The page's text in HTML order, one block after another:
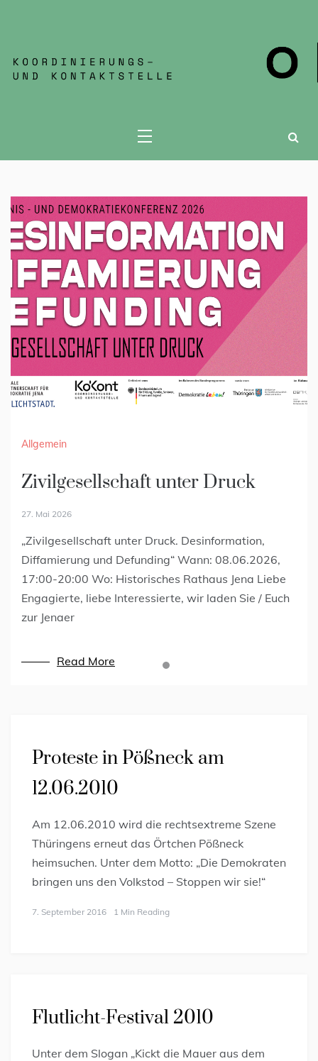
Allgemein
Zivilgesellschaft unter Druck
27. Mai 2026
„Zivilgesellschaft unter Druck. Desinformation,
Diffamierung und Defunding“ Wann: 08.06.2026,
17:00-20:00 Wo: Historisches Rathaus Jena Liebe
Engagierte, liebe Interessierte, wir laden Sie / Euch
zur Jenaer
Read More
Allgemein
25-jähriges Jubiläum des Jenaer
Preis für Zivilcourage!
11. Mai 2026
Dieses Jahr gibt es zusätzlich einen Sonderpreis für
kontinuierliches Engagement. Vorschläge können
noch bis zum 03.07.2026 eingereicht werden.
Zivilcourage ist immer und überall gefordert. Jede
Read More
Proteste in Pößneck am
12.06.2010
Am 12.06.2010 wird die rechtsextreme Szene
Thüringens erneut das Örtchen Pößneck
heimsuchen. Unter dem Motto: „Die Demokraten
bringen uns den Volkstod – Stoppen wir sie!“
7. September 2016 1 Min Reading
Flutlicht-Festival 2010
Unter dem Slogan „Kickt die Mauer aus dem